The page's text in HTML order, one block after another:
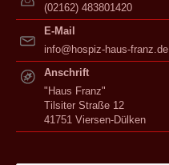
(02162) 483801420
E-Mail
info@hospiz-haus-franz.de
Anschrift
"Haus Franz"
Tilsiter Straße 12
41751 Viersen-Dülken